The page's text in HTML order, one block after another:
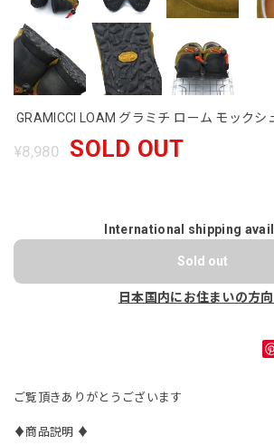
GRAMICCI LOAM グラミチ ローム モックシ
¥8,980 SOLD OUT
International shipping
Sold out
日本国内にお住まいの方
ご覧頂きありがとうございます
♦︎商品説明 ♦︎